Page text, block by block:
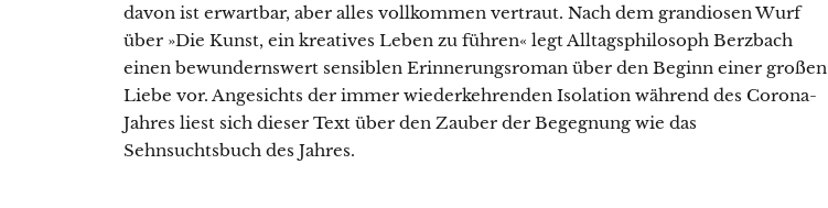
davon ist erwartbar, aber alles vollkommen vertraut. Nach dem grandiosen Wurf
über »Die Kunst, ein kreatives Leben zu führen« legt Alltagsphilosoph Berzbach
einen bewundernswert sensiblen Erinnerungsroman über den Beginn einer großen
Liebe vor. Angesichts der immer wiederkehrenden Isolation während des Corona-
Jahres liest sich dieser Text über den Zauber der Begegnung wie das
Sehnsuchtsbuch des Jahres.